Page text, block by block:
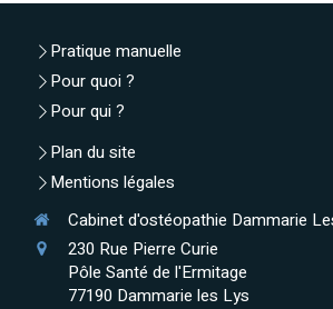
Pratique manuelle
Pour quoi ?
Pour qui ?
Plan du site
Mentions légales
Cabinet d'ostéopathie Dammarie
230 Rue Pierre Curie
Pôle Santé de l'Ermitage
77190 Dammarie les Lys